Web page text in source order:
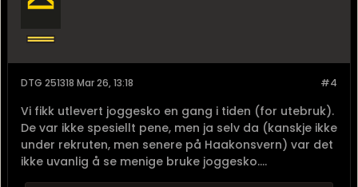
#4
DTG 251318 Mar 26, 13:18
Vi fikk utlevert joggesko en gang i tiden (for utebruk).
De var ikke spesiellt pene, men ja selv da (kanskje ikke
under rekruten, men senere på Haakonsvern) var det
ikke uvanlig å se menige bruke joggesko....